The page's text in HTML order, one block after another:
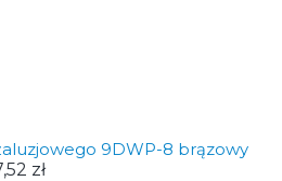
9DWP-8 brązowy
zł